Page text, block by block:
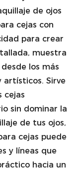
de ojos
cejas con
para crear
muestra
los más
artísticos. Sirve
cejas
sin dominar la
de tus ojos,
cejas puede
y líneas que
hacia un